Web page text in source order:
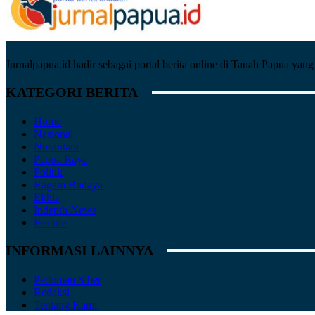
Jurnalpapua.id hadir sebagai portal berita online di Tanah Papua
KATEGORI BERITA
Home
Nasional
Nusantara
Papua Raya
Politik
Ragam Budaya
Ekbis
Indepth News
Feature
INFORMASI LAINNYA
Pedoman Siber
Redaksi
Tentang Kami